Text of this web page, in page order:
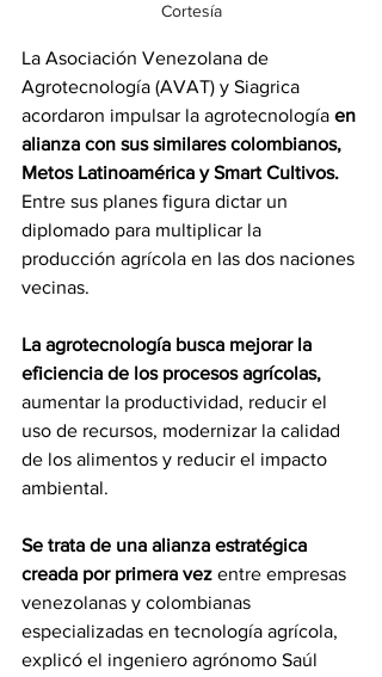
Cortesía
La Asociación Venezolana de
Agrotecnología (AVAT) y Siagrica
acordaron impulsar la agrotecnología en
alianza con sus similares colombianos,
Metos Latinoamérica y Smart Cultivos.
Entre sus planes figura dictar un
diplomado para multiplicar la
producción agrícola en las dos naciones
vecinas.
La agrotecnología busca mejorar la
eficiencia de los procesos agrícolas,
aumentar la productividad, reducir el
uso de recursos, modernizar la calidad
de los alimentos y reducir el impacto
ambiental.
Se trata de una alianza estratégica
creada por primera vez entre empresas
venezolanas y colombianas
especializadas en tecnología agrícola,
explicó el ingeniero agrónomo Saúl